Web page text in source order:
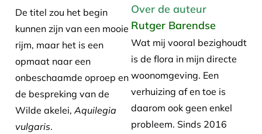
De titel zou het begin
kunnen zijn van een mooie
rijm, maar het is een
opmaat naar een
onbeschaamde oproep en
de bespreking van de
Wilde akelei,Aquilegia
vulgaris.
Over de auteur
Rutger Barendse
Wat mij vooral bezighoudt
is de flora in mijn directe
woonomgeving. Een
verhuizing af en toe is
daarom ook geen enkel
probleem. Sinds 2016